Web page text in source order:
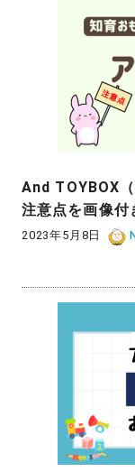
And TOYBOX
注意点を画像付
2023年5月8日